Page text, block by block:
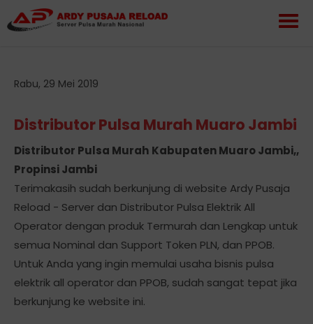
Rabu, 29 Mei 2019
Distributor Pulsa Murah Muaro Jambi
Distributor Pulsa Murah Kabupaten Muaro Jambi,,
Propinsi Jambi
Terimakasih sudah berkunjung di website Ardy Pusaja
Reload - Server dan Distributor Pulsa Elektrik All
Operator dengan produk Termurah dan Lengkap untuk
semua Nominal dan Support Token PLN, dan PPOB.
Untuk Anda yang ingin memulai usaha bisnis pulsa
elektrik all operator dan PPOB, sudah sangat tepat jika
berkunjung ke website ini.